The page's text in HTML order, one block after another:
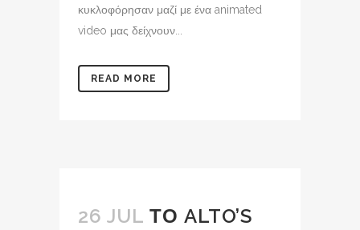
κυκλοφόρησαν μαζί με ένα animated
video μας δείχνουν...
READ MORE
26 JUL ΤΟ ALTO’S